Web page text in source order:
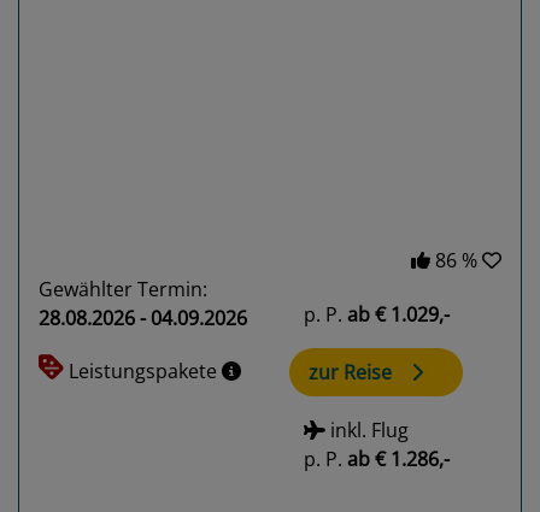
86 %
Gewählter Termin:
28.08.2026 - 04.09.2026
Leistungspakete
p. P. ab€ 1.029,-
zur Reise
inkl. Flug
p. P. ab€ 1.286,-